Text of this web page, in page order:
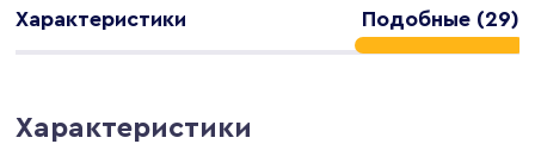
Характеристики Подобные (29)
Характеристики